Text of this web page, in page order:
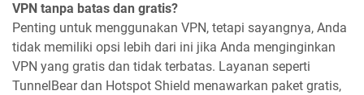
VPN tanpa batas dan gratis?
Penting untuk menggunakan VPN, tetapi sayangnya, Anda
tidak memiliki opsi lebih dari ini jika Anda menginginkan
VPN yang gratis dan tidak terbatas. Layanan seperti
TunnelBear dan Hotspot Shield menawarkan paket gratis,